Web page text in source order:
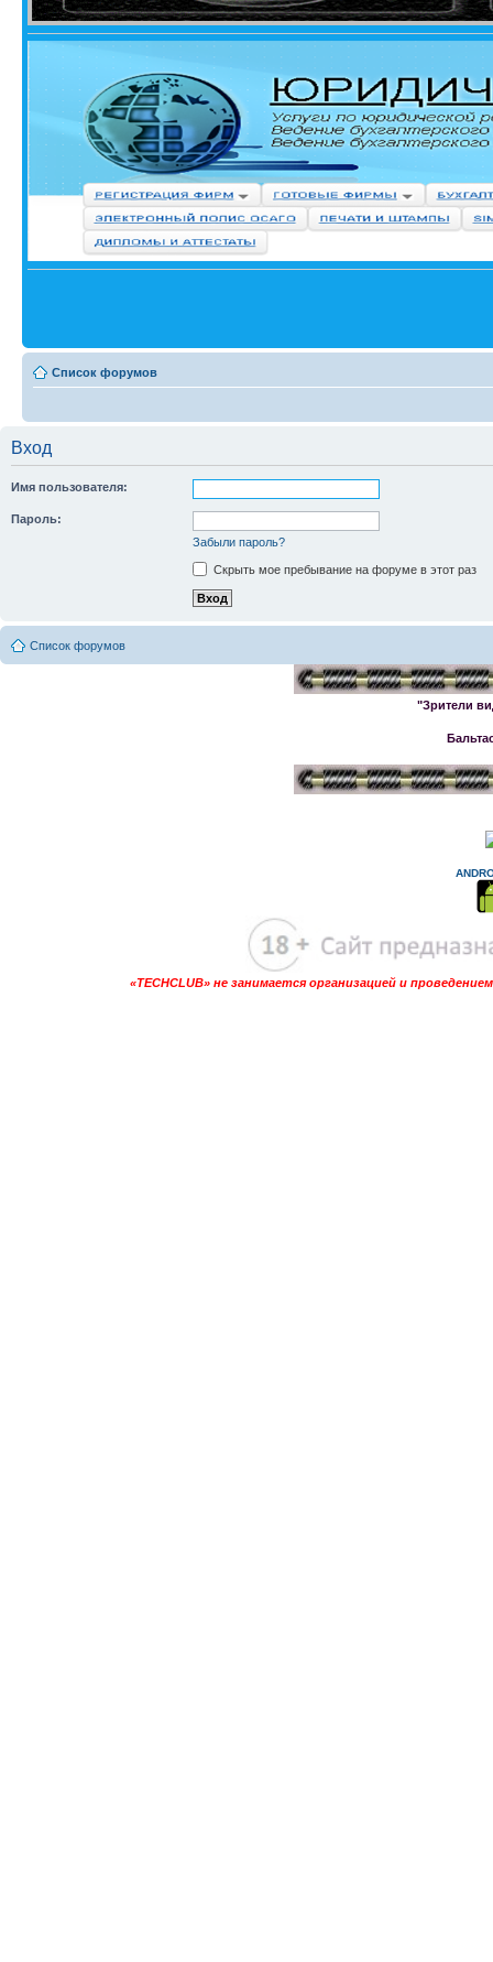
Список форумов
Вход
Имя пользователя:
Пароль:
Забыли пароль?
Скрыть мое пребывание на форуме в этот раз
Список форумов
"Зрители
«TECHCLUB» не занимается организацией и